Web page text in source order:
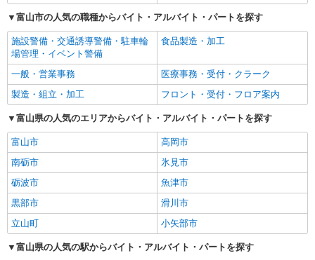
富山市の人気の職種からバイト・アルバイト・パートを探す
施設警備・交通誘導警備・駐車輪
場管理・イベント警備
食品製造・加工
一般・営業事務
医療事務・受付・クラーク
製造・組立・加工
フロント・受付・フロア案内
富山県の人気のエリアからバイト・アルバイト・パートを探す
富山市
高岡市
南砺市
氷見市
砺波市
魚津市
黒部市
滑川市
立山町
小矢部市
富山県の人気の駅からバイト・アルバイト・パートを探す